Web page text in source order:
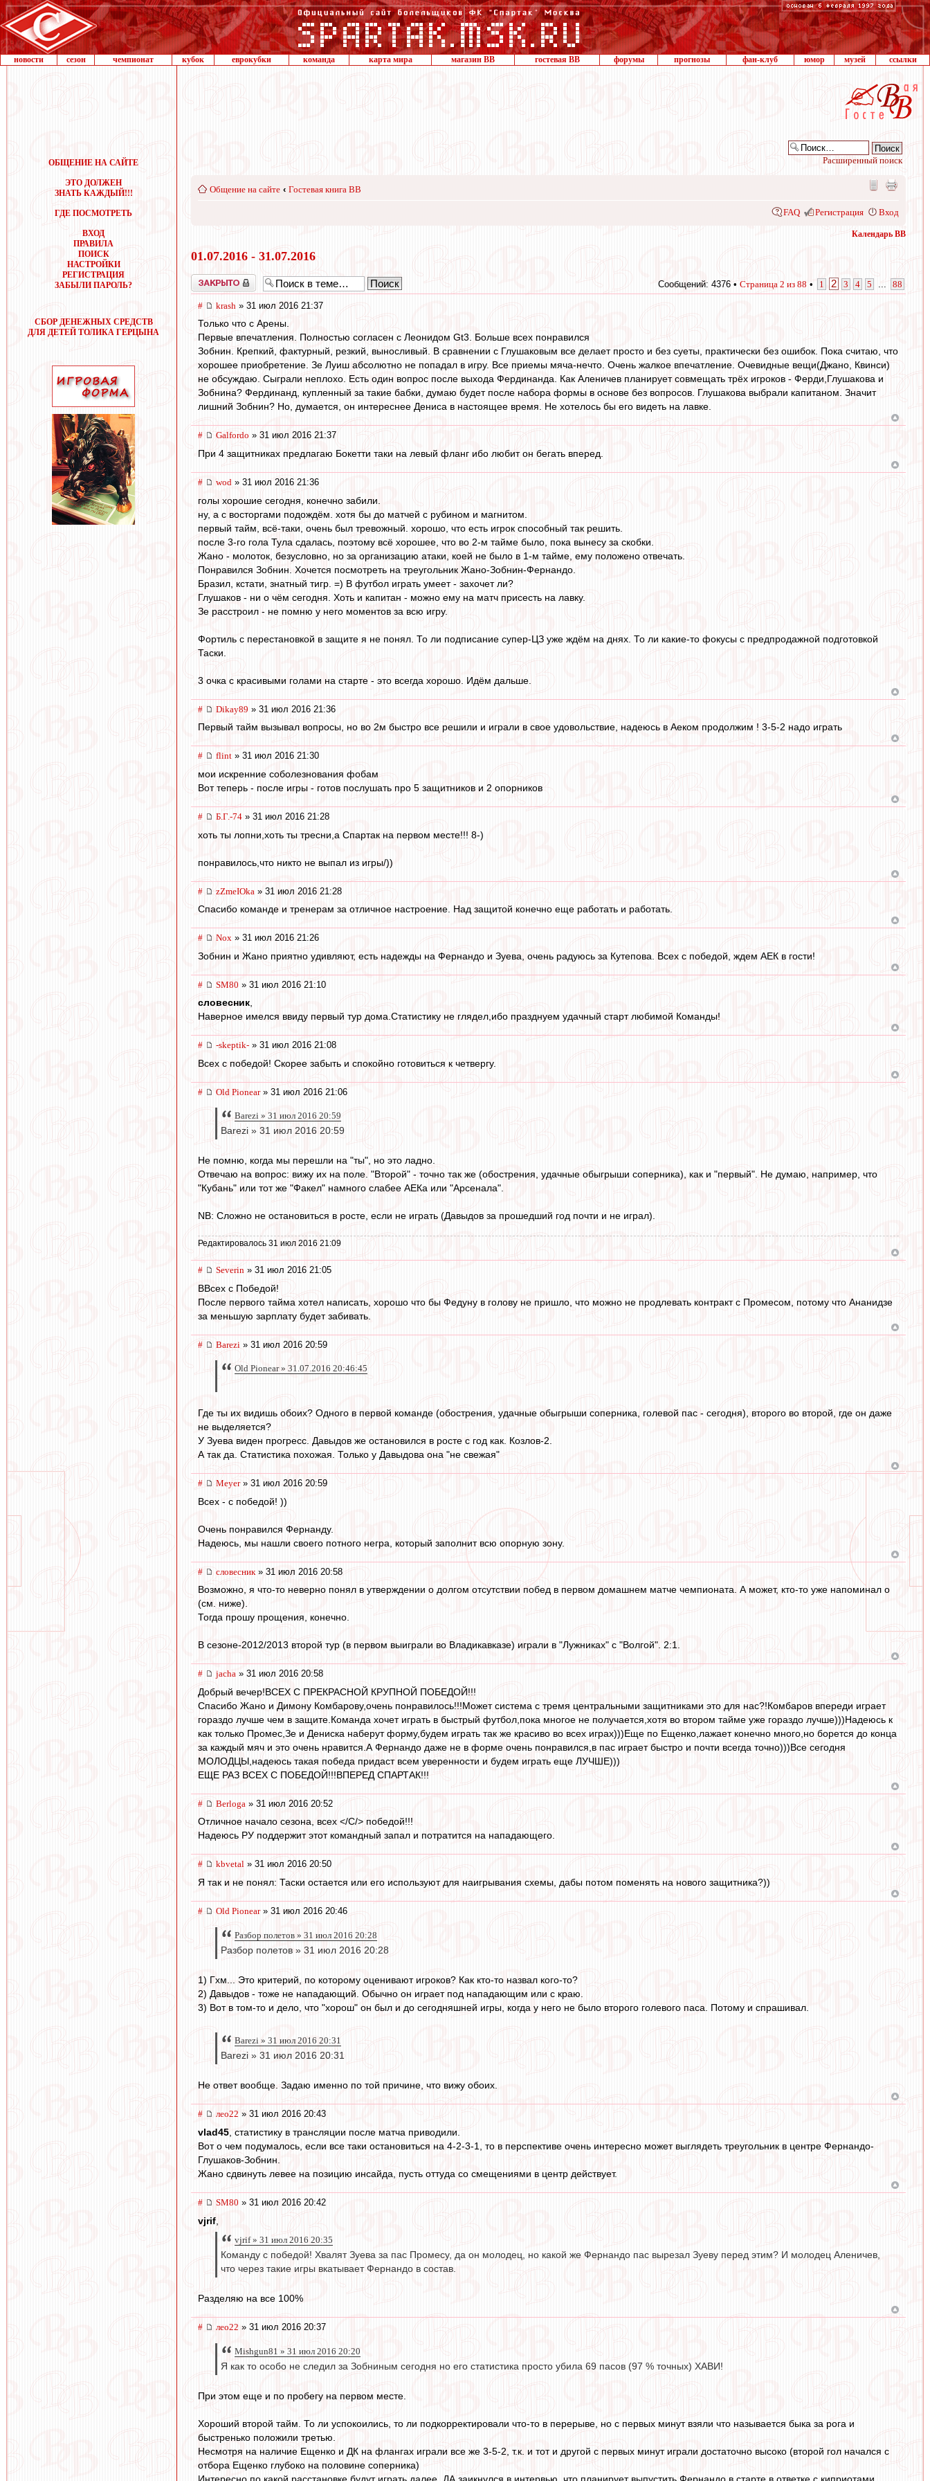
новости сезон чемпионат кубок еврокубки команда карта мира магазин ВВ гостевая ВВ форумы прогнозы фан-клуб юмор музей ссылки
ОБЩЕНИЕ НА САЙТЕ
ЭТО ДОЛЖЕН
ЗНАТЬ КАЖДЫЙ!!!
ГДЕ ПОСМОТРЕТЬ
ВХОД
ПРАВИЛА
ПОИСК
НАСТРОЙКИ
РЕГИСТРАЦИЯ
ЗАБЫЛИ ПАРОЛЬ?
СБОР ДЕНЕЖНЫХ СРЕДСТВ
ДЛЯ ДЕТЕЙ ТОЛИКА ГЕРЦЫНА
Расширенный поиск
Общение на сайте ‹ Гостевая книга ВВ
FAQ Регистрация Вход
Календарь ВВ
01.07.2016 - 31.07.2016
Закрыто Сообщений: 4376 • Страница 2 из 88 • 1 2 3 4 5 88
# krash » 31 июл 2016 21:37
Только что с Арены.
Первые впечатления. Полностью согласен с Леонидом Gt3. Больше всех понравился
Зобнин. Крепкий, фактурный, резкий, выносливый. В сравнении с Глушаковым все делает просто и без суеты, практически без ошибок. Пока считаю, что
хорошее приобретение. Зе Луиш абсолютно не попадал в игру. Все приемы мяча-нечто. Очень жалкое впечатление. Очевидные вещи(Джано, Квинси)
не обсуждаю. Сыграли неплохо. Есть один вопрос после выхода Фердинанда. Как Аленичев планирует совмещать трёх игроков - Ферди,Глушакова и
Зобнина? Фердинанд, купленный за такие бабки, думаю будет после набора формы в основе без вопросов. Глушакова выбрали капитаном. Значит
лишний Зобнин? Но, думается, он интереснее Дениса в настоящее время. Не хотелось бы его видеть на лавке.
# Galfordo » 31 июл 2016 21:37
При 4 защитниках предлагаю Бокетти таки на левый фланг ибо любит он бегать вперед.
# wod » 31 июл 2016 21:36
голы хорошие сегодня, конечно забили.
ну, а с восторгами подождём. хотя бы до матчей с рубином и магнитом.
первый тайм, всё-таки, очень был тревожный. хорошо, что есть игрок способный так решить.
после 3-го гола Тула сдалась, поэтому всё хорошее, что во 2-м тайме было, пока вынесу за скобки.
Жано - молоток, безусловно, но за организацию атаки, коей не было в 1-м тайме, ему положено отвечать.
Понравился Зобнин. Хочется посмотреть на треугольник Жано-Зобнин-Фернандо.
Бразил, кстати, знатный тигр. =) В футбол играть умеет - захочет ли?
Глушаков - ни о чём сегодня. Хоть и капитан - можно ему на матч присесть на лавку.
Зе расстроил - не помню у него моментов за всю игру.
Фортиль с перестановкой в защите я не понял. То ли подписание супер-ЦЗ уже ждём на днях. То ли какие-то фокусы с предпродажной подготовкой
Таски.
3 очка с красивыми голами на старте - это всегда хорошо. Идём дальше.
# Dikay89 » 31 июл 2016 21:36
Первый тайм вызывал вопросы, но во 2м быстро все решили и играли в свое удовольствие, надеюсь в Аеком продолжим ! 3-5-2 надо играть
# flint » 31 июл 2016 21:30
мои искренние соболезнования фобам
Вот теперь - после игры - готов послушать про 5 защитников и 2 опорников
# Б.Г.-74 » 31 июл 2016 21:28
хоть ты лопни,хоть ты тресни,а Спартак на первом месте!!! 8-)
понравилось,что никто не выпал из игры/))
# zZmeIOka » 31 июл 2016 21:28
Спасибо команде и тренерам за отличное настроение. Над защитой конечно еще работать и работать.
# Nox » 31 июл 2016 21:26
Зобнин и Жано приятно удивляют, есть надежды на Фернандо и Зуева, очень радуюсь за Кутепова. Всех с победой, ждем АЕК в гости!
# SM80 » 31 июл 2016 21:10
словесник,
Наверное имелся ввиду первый тур дома.Статистику не глядел,ибо празднуем удачный старт любимой Команды!
# -skeptik- » 31 июл 2016 21:08
Всех с победой! Скорее забыть и спокойно готовиться к четвергу.
# Old Pionear» 31 июл 2016 21:06
Barezi » 31 июл 2016 20:59
Barezi » 31 июл 2016 20:59
Не помню, когда мы перешли на "ты", но это ладно.
Отвечаю на вопрос: вижу их на поле. "Второй" - точно так же (обострения, удачные обыгрыши соперника), как и "первый". Не думаю, например, что
"Кубань" или тот же "Факел" намного слабее АЕКа или "Арсенала".
NB: Сложно не остановиться в росте, если не играть (Давыдов за прошедший год почти и не играл).
Редактировалось 31 июл 2016 21:09
# Severin » 31 июл 2016 21:05
ВВсех с Победой!
После первого тайма хотел написать, хорошо что бы Федуну в голову не пришло, что можно не продлевать контракт с Промесом, потому что Ананидзе
за меньшую зарплату будет забивать.
# Barezi » 31 июл 2016 20:59
Old Pionear » 31.07.2016 20:46:45
Где ты их видишь обоих? Одного в первой команде (обострения, удачные обыгрыши соперника, голевой пас - сегодня), второго во второй, где он даже
не выделяется?
У Зуева виден прогресс. Давыдов же остановился в росте с год как. Козлов-2.
А так да. Статистика похожая. Только у Давыдова она "не свежая"
# Meyer» 31 июл 2016 20:59
Всех - с победой! ))
Очень понравился Фернанду.
Надеюсь, мы нашли своего потного негра, который заполнит всю опорную зону.
# словесник » 31 июл 2016 20:58
Возможно, я что-то неверно понял в утверждении о долгом отсутствии побед в первом домашнем матче чемпионата. А может, кто-то уже напоминал о
(см. ниже).
Тогда прошу прощения, конечно.
В сезоне-2012/2013 второй тур (в первом выиграли во Владикавказе) играли в "Лужниках" с "Волгой". 2:1.
# jacha » 31 июл 2016 20:58
Добрый вечер!ВСЕХ С ПРЕКРАСНОЙ КРУПНОЙ ПОБЕДОЙ!!!
Спасибо Жано и Димону Комбарову,очень понравилось!!!Может система с тремя центральными защитниками это для нас?!Комбаров впереди играет
гораздо лучше чем в защите.Команда хочет играть в быстрый футбол,пока многое не получается,хотя во втором тайме уже гораздо лучше)))Надеюсь к
как только Промес,Зе и Дениска наберут форму,будем играть так же красиво во всех играх)))Еще по Ещенко,лажает конечно много,но борется до конца
за каждый мяч и это очень нравится.А Фернандо даже не в форме очень понравился,в пас играет быстро и почти всегда точно)))Все сегодня
МОЛОДЦЫ,надеюсь такая победа придаст всем уверенности и будем играть еще ЛУЧШЕ)))
ЕЩЕ РАЗ ВСЕХ С ПОБЕДОЙ!!!ВПЕРЕД СПАРТАК!!!
# Berloga » 31 июл 2016 20:52
Отличное начало сезона, всех </С/> победой!!!
Надеюсь РУ поддержит этот командный запал и потратится на нападающего.
# kbvetal » 31 июл 2016 20:50
Я так и не понял: Таски остается или его используют для наигрывания схемы, дабы потом поменять на нового защитника?))
# Old Pionear» 31 июл 2016 20:46
Разбор полетов » 31 июл 2016 20:28
Разбор полетов » 31 июл 2016 20:28
1) Гхм... Это критерий, по которому оценивают игроков? Как кто-то назвал кого-то?
2) Давыдов - тоже не нападающий. Обычно он играет под нападающим или с краю.
3) Вот в том-то и дело, что "хорош" он был и до сегодняшней игры, когда у него не было второго голевого паса. Потому и спрашивал.
Barezi » 31 июл 2016 20:31
Barezi » 31 июл 2016 20:31
Не ответ вообще. Задаю именно по той причине, что вижу обоих.
# лео22 » 31 июл 2016 20:43
vlad45 , статистику в трансляции после матча приводили.
Вот о чем подумалось, если все таки остановиться на 4-2-3-1, то в перспективе очень интересно может выглядеть треугольник в центре Фернандо-
Глушаков-Зобнин.
Жано сдвинуть левее на позицию инсайда, пусть оттуда со смещениями в центр действует.
# SM80 » 31 июл 2016 20:42
vjrif
vjrif » 31 июл 2016 20:35
Команду с победой! Хвалят Зуева за пас Промесу, да он молодец, но какой же Фернандо пас вырезал Зуеву перед этим? И молодец Аленичев,
что через такие игры вкатывает Фернандо в состав.
Разделяю на все 100%
# лео22 » 31 июл 2016 20:37
Mishgun81 » 31 июл 2016 20:20
Я как то особо не следил за Зобниным сегодня но его статистика просто убила 69 пасов (97 % точных) ХАВИ!
При этом еще и по пробегу на первом месте.
Хороший второй тайм. То ли успокоились, то ли подкорректировали что-то в перерыве, но с первых минут взяли что называется быка за рога и
быстренько положили третью.
Несмотря на наличие Ещенко и ДК на флангах играли все же 3-5-2, т.к. и тот и другой с первых минут играли достаточно высоко (второй гол начался с
отбора Ещенко глубоко на половине соперника)